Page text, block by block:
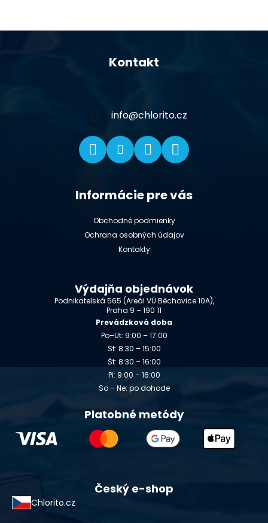
Z
Kontakt
info@chlorito.cz
Informácie pre vás
Obchodné podmienky
Ochrana osobných údajov
Kontakty
Výdajňa objednávok
Podnikatelská 565 (Areál VÚ Běchovice 10A),
Praha 9 – 190 11
Prevádzková doba
Po–Ut: 9:00 – 17:00
St: 8:30 – 15:00
Št: 8:30 – 16:00
Pi: 9:00 – 16:00
So – Ne: po dohode
Platobné metódy
Český e-shop
Chlorito.cz